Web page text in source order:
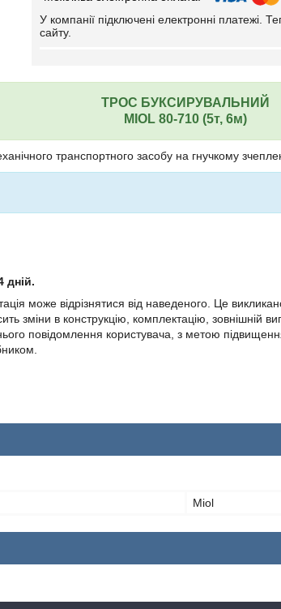
У компанії підключені електронні платежі.
сайту.
ТРОС БУКСИРУВАЛЬНИЙ
MIOL 80-710 (5т, 6м)
транспортного засобу на гнучкому
дній.
може відрізнятися від наведеного. Це
зміни в конструкцію, комплектацію, зовнішній
повідомлення користувача, з метою
Miol